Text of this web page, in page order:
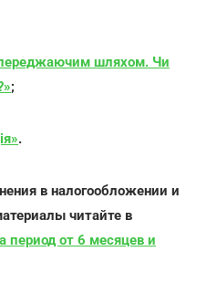
шляхом. Чи
;
.
в налогообложении и
читайте в
период от 6 месяцев и